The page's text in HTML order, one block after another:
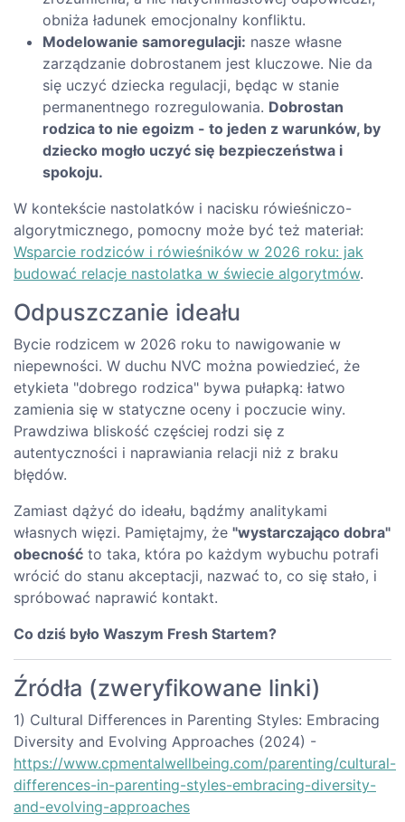
obniża ładunek emocjonalny konfliktu.
Modelowanie samoregulacji: nasze własne
zarządzanie dobrostanem jest kluczowe. Nie da
się uczyć dziecka regulacji, będąc w stanie
permanentnego rozregulowania. Dobrostan
rodzica to nie egoizm - to jeden z warunków, by
dziecko mogło uczyć się bezpieczeństwa i
spokoju.
W kontekście nastolatków i nacisku rówieśniczo-
algorytmicznego, pomocny może być też materiał:
Wsparcie rodziców i rówieśników w 2026 roku: jak
budować relacje nastolatka w świecie algorytmów.
Odpuszczanie ideału
Bycie rodzicem w 2026 roku to nawigowanie w
niepewności. W duchu NVC można powiedzieć, że
etykieta "dobrego rodzica" bywa pułapką: łatwo
zamienia się w statyczne oceny i poczucie winy.
Prawdziwa bliskość częściej rodzi się z
autentyczności i naprawiania relacji niż z braku
błędów.
Zamiast dążyć do ideału, bądźmy analitykami
własnych więzi. Pamiętajmy, że "wystarczająco dobra"
obecność to taka, która po każdym wybuchu potrafi
wrócić do stanu akceptacji, nazwać to, co się stało, i
spróbować naprawić kontakt.
Co dziś było Waszym Fresh Startem?
Źródła (zweryfikowane linki)
1) Cultural Differences in Parenting Styles: Embracing
Diversity and Evolving Approaches (2024) -
https://www.cpmentalwellbeing.com/parenting/cultural-
differences-in-parenting-styles-embracing-diversity-
and-evolving-approaches